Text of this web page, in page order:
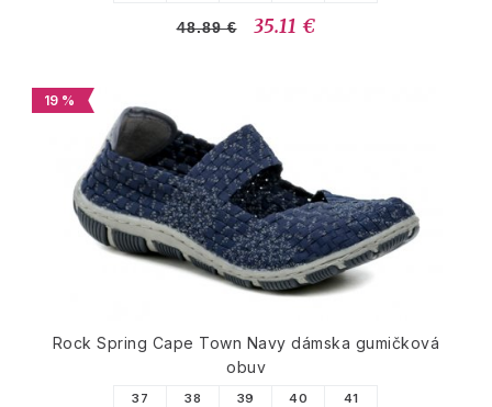
48.89 € 35.11 €
19 %
Rock Spring Cape Town Navy dámska gumičková
obuv
37 38 39 40 41